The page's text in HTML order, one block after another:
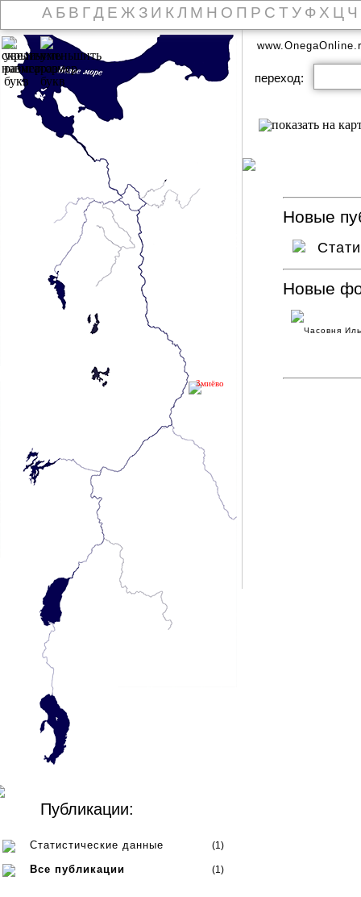
А Б В Г Д Е Ж З И К Л М Н О П Р С Т У Ф Х Ц Ч
Змиёво
Публикации:
Статистические данные (1)
Все публикации (1)
переход:
Новые
Новые
Часовня